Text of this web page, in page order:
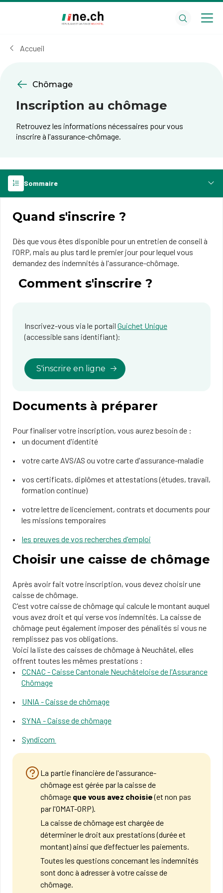
cookies
Accueil
Chômage
Inscription au chômage
Retrouvez les informations nécessaires pour vous
inscrire à l'assurance-chômage.
Sommaire
Quand s'inscrire ?
Dès que vous êtes disponible pour un entretien de conseil à
l'ORP, mais au plus tard le premier jour pour lequel vous
demandez des indemnités à l'assurance-chômage.
Comment s'inscrire ?
Inscrivez-vous via le portail Guichet Unique
(accessible sans identifiant):
S'inscrire en ligne
Documents à préparer
Pour finaliser votre inscription, vous aurez besoin de :
un document d'identité
votre carte AVS/AS ou votre carte d'assurance-maladie
vos certificats, diplômes et attestations (études, travail,
formation continue)
votre lettre de licenciement, contrats et documents pour
les missions temporaires
les preuves de vos recherches d'emploi
Choisir une caisse de chômage
Après avoir fait votre inscription, vous devez choisir une
caisse de chômage.
C'est votre caisse de chômage qui calcule le montant auquel
vous avez droit et qui verse vos indemnités. ​La caisse de
chômage peut également imposer des pénalités si vous ne
remplissez pas vos obligations.
Voici la liste des caisses de chômage à Neuchâtel, elles
offrent toutes les mêmes prestations :
CCNAC - Caisse Cantonale Neuchâteloise de l'Assurance
Chômage
UNIA - Caisse de chômage
SYNA - Caisse de chômage
Syndicom
La partie financière de l'assurance-
chômage est gérée par la caisse de
chômage que vous avez choisie(et non pas
par l'OMAT-ORP).
La caisse de chômage est chargée de
déterminer le droit aux prestations (durée et
montant) ainsi que d’effectuer les paiements.
Toutes les questions concernant les indemnités
sont donc à adresser à votre caisse de
chômage.